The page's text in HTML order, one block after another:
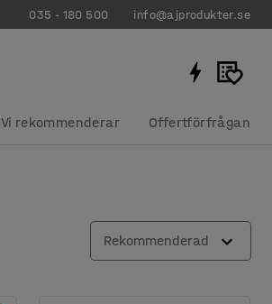
035 - 180 500 info@ajprodukter.se
Vi rekommenderar Offertförfrågan
Rekommenderad